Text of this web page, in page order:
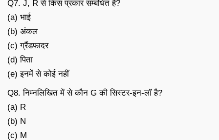
Q7. J, R से किस प्रकार सम्बंधित है?
(a) भाई
(b) अंकल
(c) ग्रैंडफादर
(d) पिता
(e) इनमें से कोई नहीं
Q8. निम्नलिखित में से कौन G की सिस्टर-इन-लॉ है?
(a) R
(b) N
(c) M